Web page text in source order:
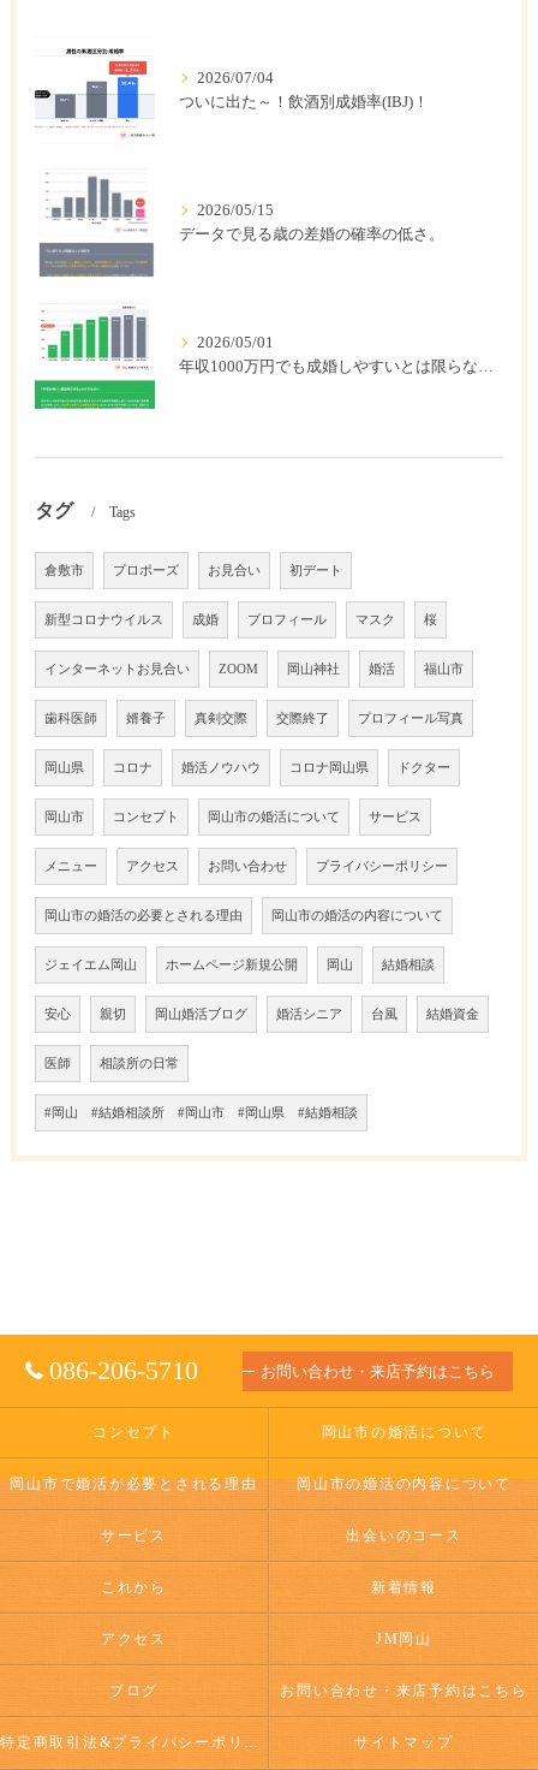
2026/07/04
ついに出た～！飲酒別成婚率(IBJ)！
2026/05/15
データで見る歳の差婚の確率の低さ。
2026/05/01
年収1000万円でも成婚しやすいとは限らない? 「年収帯別の成婚率」のリアル
タグ Tags
倉敷市 プロポーズ お見合い 初デート
新型コロナウイルス 成婚 プロフィール マスク 桜
インターネットお見合い ZOOM 岡山神社 婚活 福山市
歯科医師 婿養子 真剣交際 交際終了 プロフィール写真
岡山県 コロナ 婚活ノウハウ コロナ岡山県 ドクター
岡山市 コンセプト 岡山市の婚活について サービス
メニュー アクセス お問い合わせ プライバシーポリシー
岡山市の婚活の必要とされる理由 岡山市の婚活の内容について
ジェイエム岡山 ホームページ新規公開 岡山 結婚相談
安心 親切 岡山婚活ブログ 婚活シニア 台風 結婚資金
医師 相談所の日常
#岡山 #結婚相談所 #岡山市 #岡山県 #結婚相談
086-206-5710 お問い合わせ・来店予約はこちら
コンセプト 岡山市の婚活について
岡山市で婚活が必要とされる理由 岡山市の婚活の内容について
サービス 出会いのコース
これから 新着情報
アクセス JM岡山
ブログ お問い合わせ・来店予約はこちら
特定商取引法&プライバシーポリシー サイトマップ